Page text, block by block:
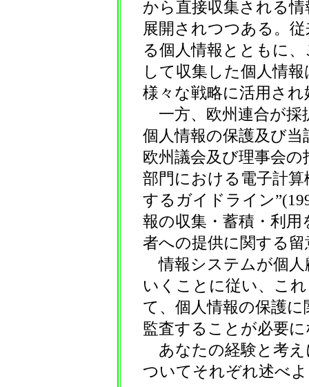
から直接収集される
展開されつつある。
る個人情報とともに
して収集した個人情
様々な戦略に活用さ
一方、欧州連合が採
個人情報の保護及び
欧州議会及び理事会の
部門における電子計
するガイドライン
報の収集・蓄積・利
者への提供に関する
情報システムが個人
いくことに従い、こ
て、個人情報の保護
監査することが必要
あなたの経験と考え
ついてそれぞれ述べ